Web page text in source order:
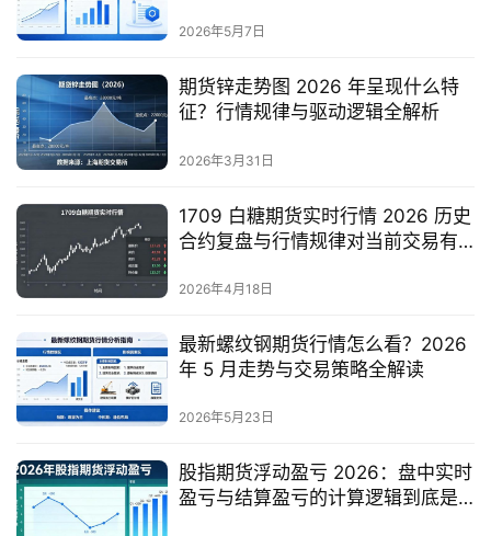
2026年5月7日
期货锌走势图 2026 年呈现什么特
征？行情规律与驱动逻辑全解析
2026年3月31日
1709 白糖期货实时行情 2026 历史
合约复盘与行情规律对当前交易有
2026年4月18日
最新螺纹钢期货行情怎么看？2026
年 5 月走势与交易策略全解读
2026年5月23日
股指期货浮动盈亏 2026：盘中实时
盈亏与结算盈亏的计算逻辑到底是